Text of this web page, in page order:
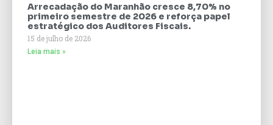
Arrecadação do Maranhão cresce 8,70% no
primeiro semestre de 2026 e reforça papel
estratégico dos Auditores Fiscais.
15 de julho de 2026
Leia mais »